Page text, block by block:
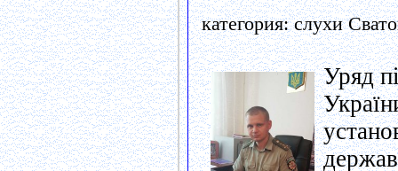
категория: слухи
Уряд